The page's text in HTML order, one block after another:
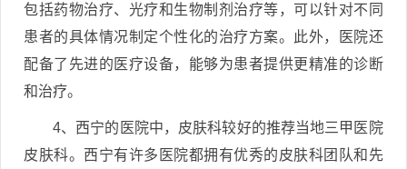
包括药物治疗、光疗和生物制剂治疗等，可以针对不同
患者的具体情况制定个性化的治疗方案。此外，医院还
配备了先进的医疗设备，能够为患者提供更精准的诊断
和治疗。
4、西宁的医院中，皮肤科较好的推荐当地三甲医院
皮肤科。西宁有许多医院都拥有优秀的皮肤科团队和先